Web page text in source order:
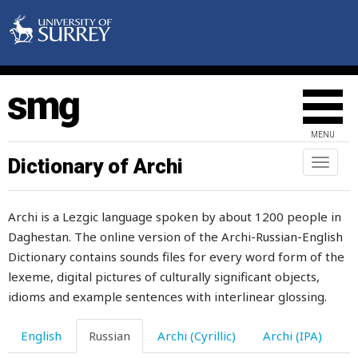
MENU
Toggle
Dictionary of Archi
Archi is a Lezgic language spoken by about 1200 people in
Daghestan. The online version of the Archi-Russian-English
Dictionary contains sounds files for every word form of the
lexeme, digital pictures of culturally significant objects,
idioms and example sentences with interlinear glossing.
English Russian Archi (Cyrillic) Archi (IPA)
какашка
какой-то
кал
калитка
калоша
каменный
каменщик